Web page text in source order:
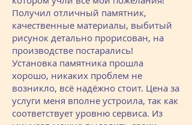
Получил отличный памятник,
качественные материалы, выбитый
рисунок детально прорисован, на
производстве постарались!
Установка памятника прошла
хорошо, никаких проблем не
возникло, всё надёжно стоит. Цена за
услуги меня вполне устроила, так как
соответствует уровню сервиса. Из